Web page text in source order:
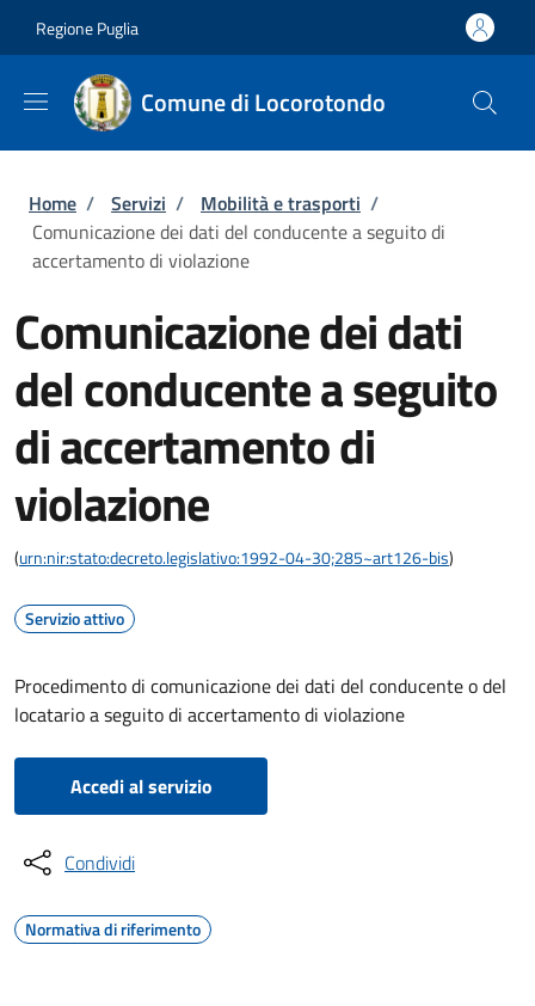
Regione Puglia
Comune di Locorotondo
Briciole di pane
Home / Servizi / Mobilità e trasporti /
Comunicazione dei dati del conducente a seguito di
accertamento di violazione
Comunicazione dei dati
del conducente a seguito
di accertamento di
violazione
(urn:nir:stato:decreto.legislativo:1992-04-30;285~art126-bis)
Servizio attivo
Procedimento di comunicazione dei dati del conducente o del
locatario a seguito di accertamento di violazione
Accedi al servizio
Condividi
Normativa di riferimento